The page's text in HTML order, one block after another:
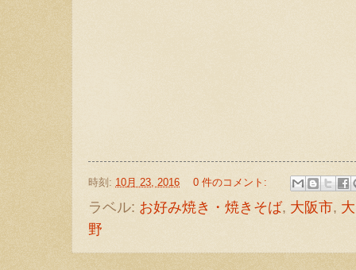
時刻: 10月 23, 2016 0 件のコメント:
ラベル: お好み焼き・焼きそば, 大阪市,
野